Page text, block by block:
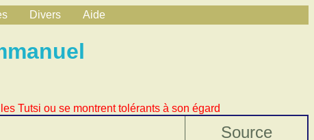
Divers Aide
Tutsi ou se montrent tolérants à son égard
Source